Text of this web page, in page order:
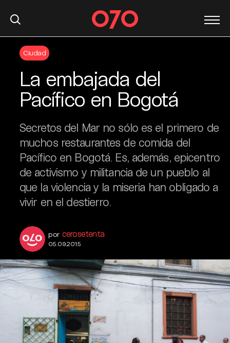
Ciudad
La embajada del
Pacífico en Bogotá
Secretos del Mar no sólo es el primero de
muchos restaurantes de comida del
Pacífico en Bogotá. Es, además, epicentro
de activismo y militancia de un pueblo al
que la violencia y la miseria han obligado a
vivir en el destierro.
por cerosetenta
05.09.2015